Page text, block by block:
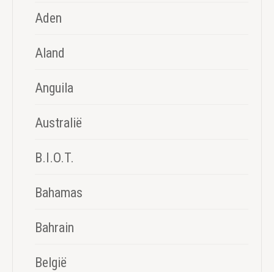
Aden
Aland
Anguila
Australië
B.I.O.T.
Bahamas
Bahrain
België